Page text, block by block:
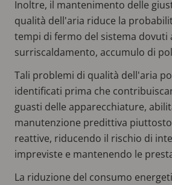
Inoltre, il mantenimento delle
qualità dell'aria riduce la
tempi di fermo del sistema dovuti
surriscaldamento, accumulo di
Tali problemi di qualità dell'aria
identificati prima che
guasti delle apparecchiature,
manutenzione predittiva
reattive, riducendo il rischio di
impreviste e mantenendo le
La riduzione del consumo